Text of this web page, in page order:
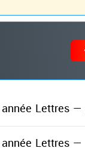
Lettres —
Lettres —